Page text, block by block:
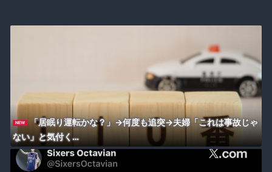
NEW
「居眠り運転かな？」→何度も追突→夫婦「これは事故じゃ
ない」と気付く…